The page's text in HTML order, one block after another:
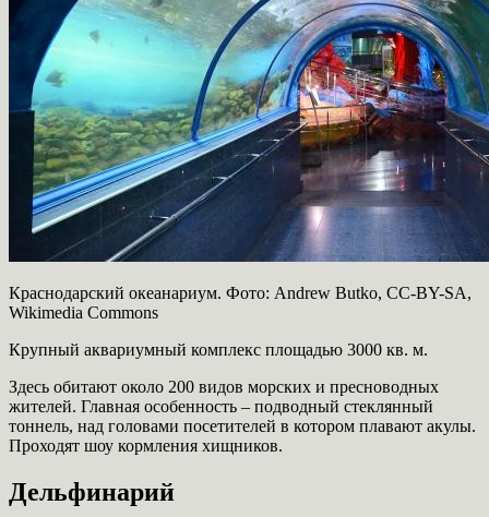
Краснодарский океанариум. Фото: Andrew Butko, СС-BY-SA,
Wikimedia Commons
Крупный аквариумный комплекс площадью 3000 кв. м.
Здесь обитают около 200 видов морских и пресноводных
жителей. Главная особенность – подводный стеклянный
тоннель, над головами посетителей в котором плавают акулы.
Проходят шоу кормления хищников.
Дельфинарий